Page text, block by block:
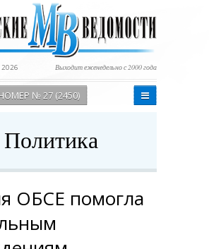
Выходит еженедельно с 2000 года
№ 27 (2450)
Политика
ОБСЕ помогла